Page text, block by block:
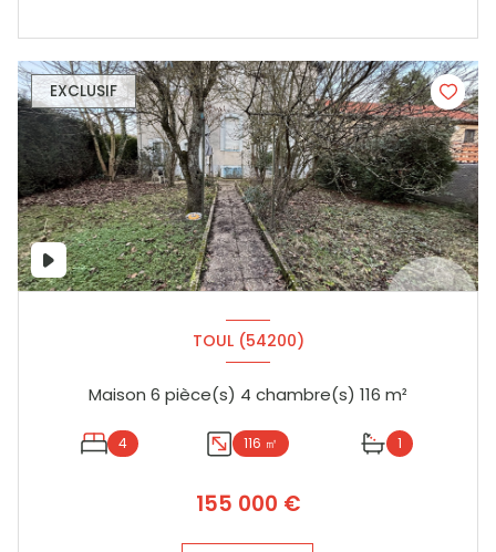
EXCLUSIF
TOUL (54200)
Maison 6 pièce(s) 4 chambre(s) 116 m²
4 116 ㎡ 1
155 000 €